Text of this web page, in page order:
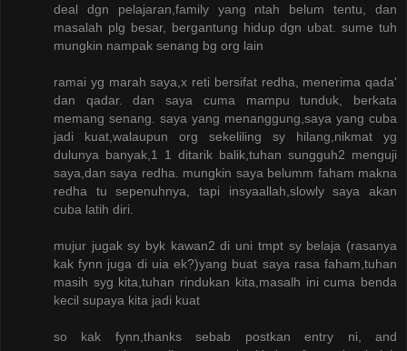
deal dgn pelajaran,family yang ntah belum tentu, dan
masalah plg besar, bergantung hidup dgn ubat. sume tuh
mungkin nampak senang bg org lain
ramai yg marah saya,x reti bersifat redha, menerima qada'
dan qadar. dan saya cuma mampu tunduk, berkata
memang senang. saya yang menanggung,saya yang cuba
jadi kuat,walaupun org sekeliling sy hilang,nikmat yg
dulunya banyak,1 1 ditarik balik,tuhan sungguh2 menguji
saya,dan saya redha. mungkin saya belumm faham makna
redha tu sepenuhnya, tapi insyaallah,slowly saya akan
cuba latih diri.
mujur jugak sy byk kawan2 di uni tmpt sy belaja (rasanya
kak fynn juga di uia ek?)yang buat saya rasa faham,tuhan
masih syg kita,tuhan rindukan kita,masalh ini cuma benda
kecil supaya kita jadi kuat
so kak fynn,thanks sebab postkan entry ni, and